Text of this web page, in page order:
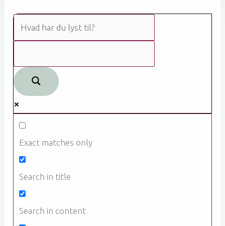
Exact matches only
Search in title
Search in content